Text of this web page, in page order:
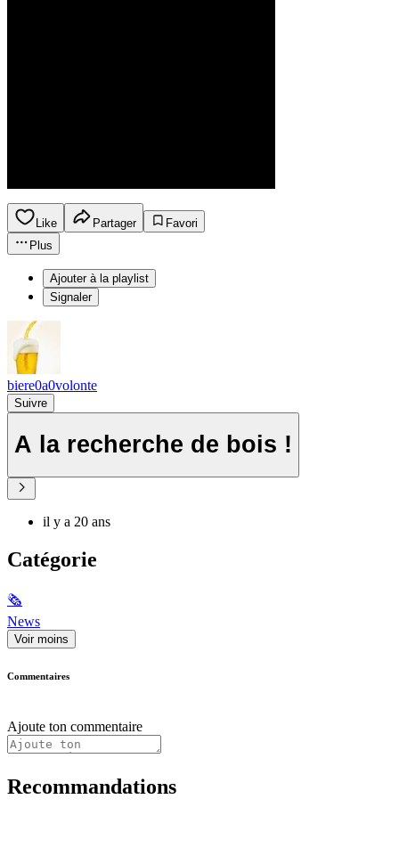
Like Partager
Favori
Plus
Ajouter à la playlist
Signaler
biere0a0volonte
Suivre
A la recherche de bois !
il y a 20 ans
Catégorie
🗞
News
Voir moins
Commentaires
Ajoute ton commentaire
Recommandations